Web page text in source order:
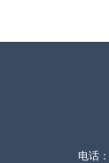
电话 ：